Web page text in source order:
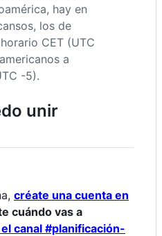
hay en
los de
CET (UTC
a
-5).
unir
créate una cuenta en
cuándo vas a
canal #planificación-